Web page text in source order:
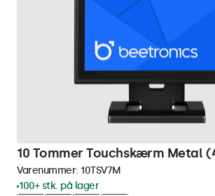
10 Tommer Touchskærm Metal
Varenummer: 10TSV7M
100+ stk. på lager